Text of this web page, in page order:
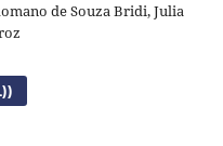
de Souza Bridi, Julia